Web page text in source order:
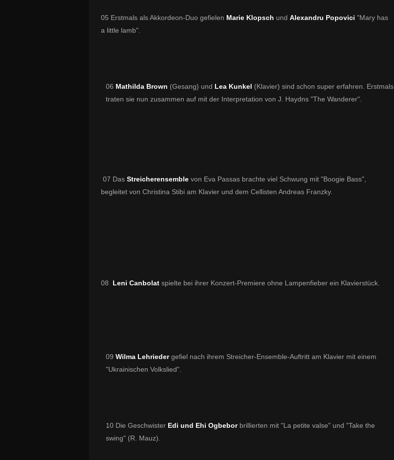
05 Erstmals als Akkordeon-Duo gefielen Marie Klopsch und Alexandru Popovici "Mary has
a little lamb".
06 Mathilda Brown (Gesang) und Lea Kunkel (Klavier) sind schon super erfahren. Erstmals
traten sie nun zusammen auf mit der Interpretation von J. Haydns "The Wanderer".
07 Das Streicherensemble von Eva Passas brachte viel Schwung mit "Boogie Bass",
begleitet von Christina Stibi am Klavier und dem Cellisten Andreas Franzky.
08 Leni Canbolat spielte bei ihrer Konzert-Premiere ohne Lampenfieber ein Klavierstück.
09 Wilma Lehriedergefiel nach ihrem Streicher-Ensemble-Auftritt am Klavier mit einem
"Ukrainischen Volkslied".
10 Die Geschwister Edi und Ehi Ogbebor brillierten mit "La petite valse" und "Take the
swing" (R. Mauz).